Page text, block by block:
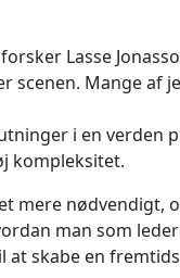
Lasse
scenen. Mange af
i en verden
kompleksitet.
mere nødvendigt,
man som
skabe en